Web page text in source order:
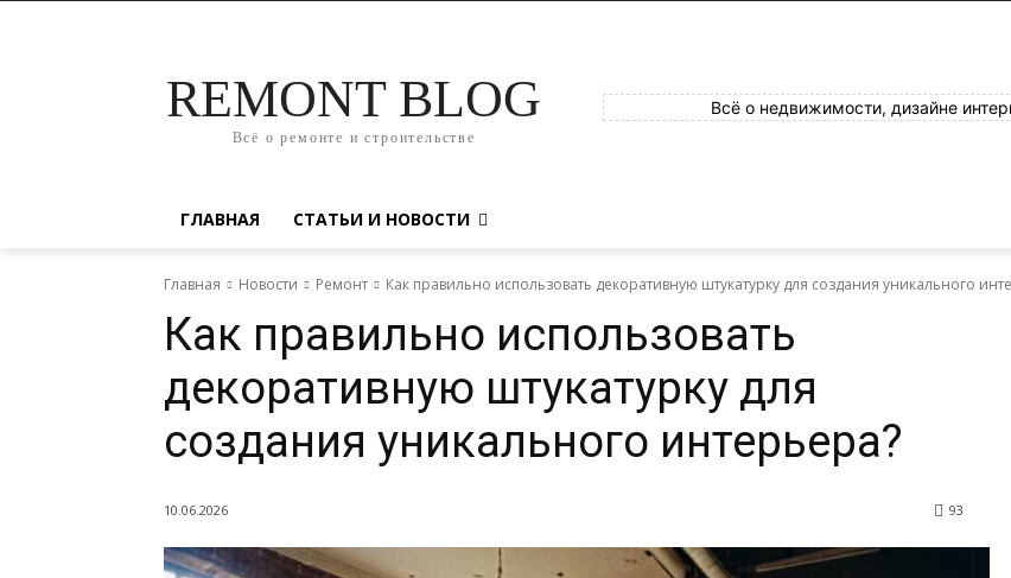
REMONT BLOG
Всё о ремонте и строительстве
Всё о недвижимости, дизайне
ГЛАВНАЯ СТАТЬИ И НОВОСТИ
Главная Новости Ремонт Как правильно использовать декоративную штукатурку для создания уникального
Как правильно использовать
декоративную штукатурку для
создания уникального интерьера?
10.06.2026 93